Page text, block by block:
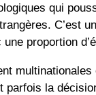
qui
C’est
proportion
la